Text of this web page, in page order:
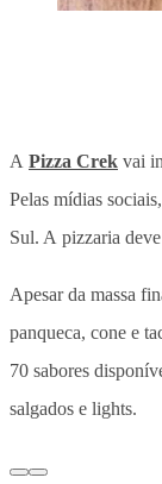
A Pizza Crek vai
Pelas mídias
Sul. A pizzaria
Apesar da massa
panqueca, cone e
70 sabores
salgados e lights.